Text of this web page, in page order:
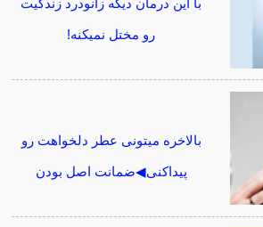
با این درمان دیگه زانودرد زندگیت
رو مختل نمیکنه!
بالاخره میتونی عطر دلخواهت رو
پیداکنی◀ضمانت اصل بودن